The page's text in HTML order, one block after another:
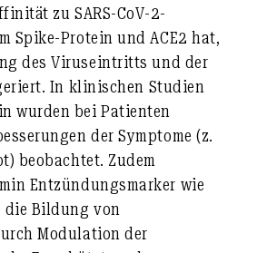
zu SARS-CoV-2-
Spike-Protein und ACE2 hat,
des Viruseintritts und der
In klinischen Studien
wurden bei Patienten
der Symptome (z.
beobachtet. Zudem
Entzündungsmarker wie
die Bildung von
Modulation der